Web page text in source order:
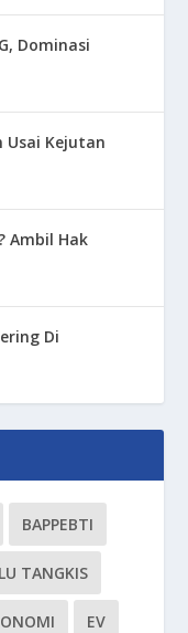
Dominasi
Usai Kejutan
Ambil Hak
Di
BAPPEBTI
TANGKIS
EV